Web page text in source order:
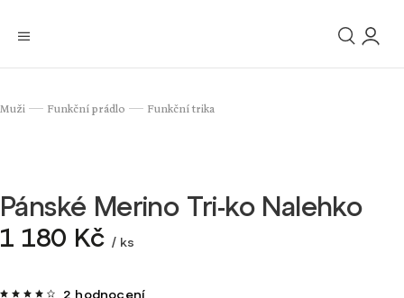
Muži / Funkční prádlo / Funkční trika
Pánské Merino Tri-ko Nalehko
1 180 Kč / ks
2 hodnocení